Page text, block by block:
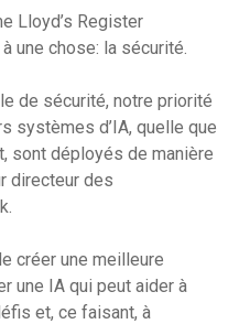
Lloyd’s Register
une chose: la sécurité.
de sécurité, notre priorité
systèmes d’IA, quelle que
sont déployés de manière
directeur des
créer une meilleure
une IA qui peut aider à
et, ce faisant, à